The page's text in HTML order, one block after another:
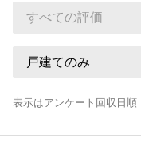
表示はアンケート回収日順